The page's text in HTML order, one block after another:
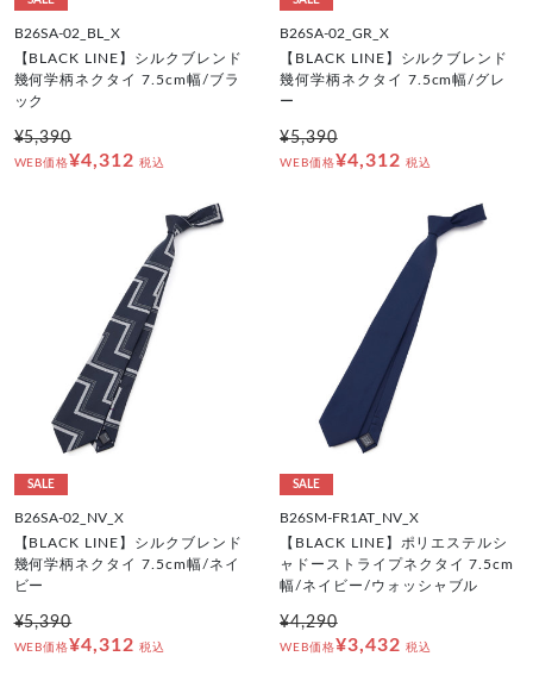
B26SA-02_BL_X
【BLACK LINE】シルクブレンド
幾何学柄ネクタイ 7.5cm幅/ブラ
ック
¥5,390
WEB価格¥4,312 税込
B26SA-02_GR_X
【BLACK LINE】シルクブレンド
幾何学柄ネクタイ 7.5cm幅/グレ
ー
¥5,390
WEB価格¥4,312 税込
SALE
B26SA-02_NV_X
【BLACK LINE】シルクブレンド
幾何学柄ネクタイ 7.5cm幅/ネイ
ビー
¥5,390
WEB価格¥4,312 税込
SALE
B26SM-FR1AT_NV_X
【BLACK LINE】ポリエステルシ
ャドーストライプネクタイ 7.5cm
幅/ネイビー/ウォッシャブル
¥4,290
WEB価格¥3,432 税込